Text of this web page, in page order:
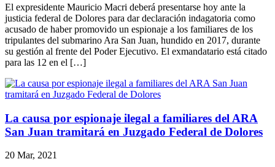
El expresidente Mauricio Macri deberá presentarse hoy ante la
justicia federal de Dolores para dar declaración indagatoria como
acusado de haber promovido un espionaje a los familiares de los
tripulantes del submarino Ara San Juan, hundido en 2017, durante
su gestión al frente del Poder Ejecutivo. El exmandatario está citado
para las 12 en el […]
La causa por espionaje ilegal a familiares del ARA
San Juan tramitará en Juzgado Federal de Dolores
20 Mar, 2021